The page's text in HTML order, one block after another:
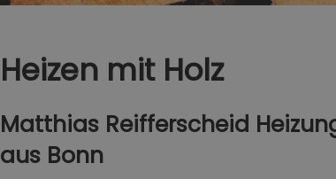
Heizen mit Holz
Matthias Reifferscheid
aus Bonn